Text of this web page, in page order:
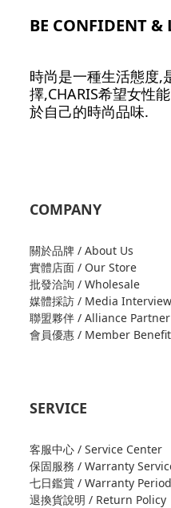
BE CONFIDENT &
時尚是一種生活態度,
擇,CHARIS希望女性
於自己的時尚品味.
COMPANY
關於品牌 / About Us
實體店面 / Our Store
批發洽詢 / Wholesale
媒體採訪 / Media Interview
聯盟夥伴 / Alliance Partner
會員優惠 / Member
SERVICE
客服中心 / Service Center
保固服務 / Warranty
七日鑑賞 / Warranty Period
退換貨說明 / Return Policy